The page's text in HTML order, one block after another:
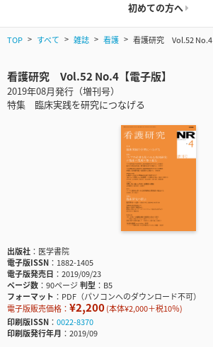
初めての方へ
TOP すべて 雑誌 看護 看護研究 Vol.52 No.4
看護研究 Vol.52 No.4【電子版】
2019年08月発行（増刊号）
特集 臨床実践を研究につなげる
出版社
医学書院
電子版ISSN
1882-1405
電子版発売日
2019/09/23
ページ数
90ページ判型
B5
フォーマット
PDF（パソコンへのダウンロード不可）
電子版販売価格： ¥2,200(本体¥2,000＋税10％)
印刷版ISSN
0022-8370
印刷版発行年月
2019/09